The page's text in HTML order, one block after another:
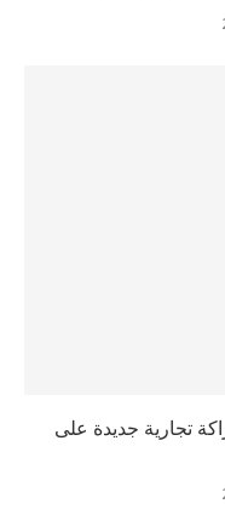
تجارية جديدة على